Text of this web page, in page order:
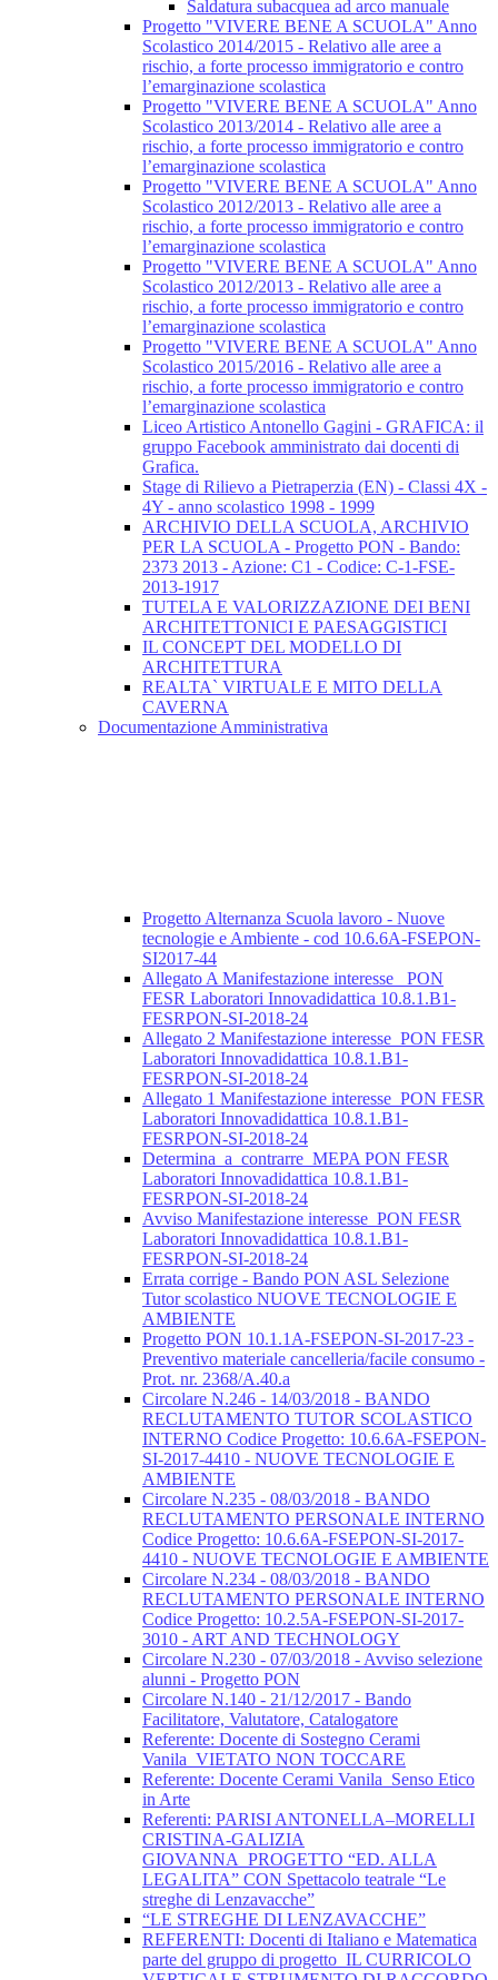
Saldatura subacquea ad arco manuale
Progetto "VIVERE BENE A SCUOLA" Anno
Scolastico 2014/2015 - Relativo alle aree a
rischio, a forte processo immigratorio e contro
l’emarginazione scolastica
Progetto "VIVERE BENE A SCUOLA" Anno
Scolastico 2013/2014 - Relativo alle aree a
rischio, a forte processo immigratorio e contro
l’emarginazione scolastica
Progetto "VIVERE BENE A SCUOLA" Anno
Scolastico 2012/2013 - Relativo alle aree a
rischio, a forte processo immigratorio e contro
l’emarginazione scolastica
Progetto "VIVERE BENE A SCUOLA" Anno
Scolastico 2012/2013 - Relativo alle aree a
rischio, a forte processo immigratorio e contro
l’emarginazione scolastica
Progetto "VIVERE BENE A SCUOLA" Anno
Scolastico 2015/2016 - Relativo alle aree a
rischio, a forte processo immigratorio e contro
l’emarginazione scolastica
Liceo Artistico Antonello Gagini - GRAFICA: il
gruppo Facebook amministrato dai docenti di
Grafica.
Stage di Rilievo a Pietraperzia (EN) - Classi 4X -
4Y - anno scolastico 1998 - 1999
ARCHIVIO DELLA SCUOLA, ARCHIVIO
PER LA SCUOLA - Progetto PON - Bando:
2373 2013 - Azione: C1 - Codice: C-1-FSE-
2013-1917
TUTELA E VALORIZZAZIONE DEI BENI
ARCHITETTONICI E PAESAGGISTICI
IL CONCEPT DEL MODELLO DI
ARCHITETTURA
REALTA` VIRTUALE E MITO DELLA
CAVERNA
Documentazione Amministrativa
Progetto Alternanza Scuola lavoro - Nuove
tecnologie e Ambiente - cod 10.6.6A-FSEPON-
SI2017-44
Allegato A Manifestazione interesse_ PON
FESR Laboratori Innovadidattica 10.8.1.B1-
FESRPON-SI-2018-24
Allegato 2 Manifestazione interesse_PON FESR
Laboratori Innovadidattica 10.8.1.B1-
FESRPON-SI-2018-24
Allegato 1 Manifestazione interesse_PON FESR
Laboratori Innovadidattica 10.8.1.B1-
FESRPON-SI-2018-24
Determina_a_contrarre_MEPA PON FESR
Laboratori Innovadidattica 10.8.1.B1-
FESRPON-SI-2018-24
Avviso Manifestazione interesse_PON FESR
Laboratori Innovadidattica 10.8.1.B1-
FESRPON-SI-2018-24
Errata corrige - Bando PON ASL Selezione
Tutor scolastico NUOVE TECNOLOGIE E
AMBIENTE
Progetto PON 10.1.1A-FSEPON-SI-2017-23 -
Preventivo materiale cancelleria/facile consumo -
Prot. nr. 2368/A.40.a
Circolare N.246 - 14/03/2018 - BANDO
RECLUTAMENTO TUTOR SCOLASTICO
INTERNO Codice Progetto: 10.6.6A-FSEPON-
SI-2017-4410 - NUOVE TECNOLOGIE E
AMBIENTE
Circolare N.235 - 08/03/2018 - BANDO
RECLUTAMENTO PERSONALE INTERNO
Codice Progetto: 10.6.6A-FSEPON-SI-2017-
4410 - NUOVE TECNOLOGIE E AMBIENTE
Circolare N.234 - 08/03/2018 - BANDO
RECLUTAMENTO PERSONALE INTERNO
Codice Progetto: 10.2.5A-FSEPON-SI-2017-
3010 - ART AND TECHNOLOGY
Circolare N.230 - 07/03/2018 - Avviso selezione
alunni - Progetto PON
Circolare N.140 - 21/12/2017 - Bando
Facilitatore, Valutatore, Catalogatore
Referente: Docente di Sostegno Cerami
Vanila_VIETATO NON TOCCARE
Referente: Docente Cerami Vanila_Senso Etico
in Arte
Referenti: PARISI ANTONELLA–MORELLI
CRISTINA-GALIZIA
GIOVANNA_PROGETTO “ED. ALLA
LEGALITA” CON Spettacolo teatrale “Le
streghe di Lenzavacche”
“LE STREGHE DI LENZAVACCHE”
REFERENTI: Docenti di Italiano e Matematica
parte del gruppo di progetto_IL CURRICOLO